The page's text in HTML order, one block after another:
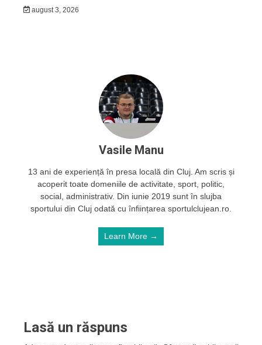
august 3, 2026
Vasile Manu
13 ani de experiență în presa locală din Cluj. Am scris și
acoperit toate domeniile de activitate, sport, politic,
social, administrativ. Din iunie 2019 sunt în slujba
sportului din Cluj odată cu înființarea sportulclujean.ro.
Learn More →
Lasă un răspuns